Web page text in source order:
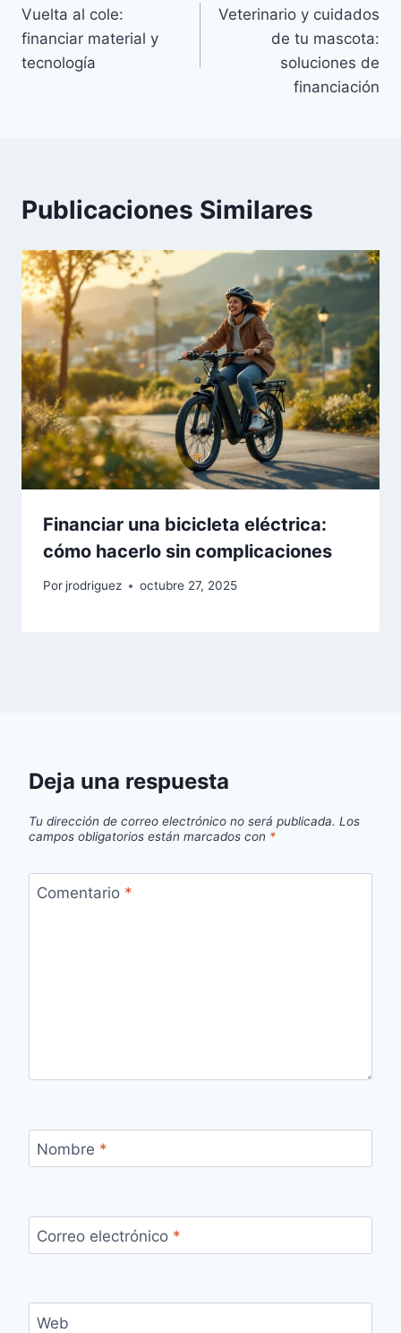
de
entradas
Vuelta al cole:
financiar material y
tecnología
Veterinario y cuidados
de tu mascota:
soluciones de
financiación
Publicaciones Similares
Financiar una bicicleta eléctrica:
cómo hacerlo sin complicaciones
Por jrodriguez octubre 27, 2025
Deja una respuesta
Tu dirección de correo electrónico no será publicada. Los
campos obligatorios están marcados con *
Comentario *
Nombre *
Correo electrónico *
Web